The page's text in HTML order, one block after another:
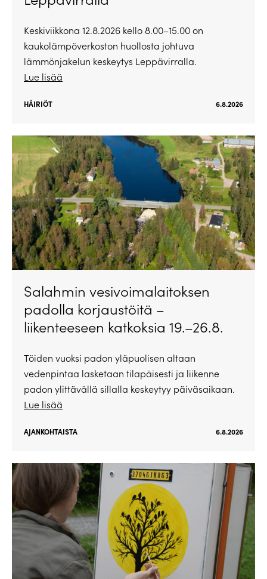
Keskiviikkona 12.8.2026 kello 8.00–15.00 on
kaukolämpöverkoston huollosta johtuva
lämmönjakelun keskeytys Leppävirralla.
Lue lisää
HÄIRIÖT 6.8.2026
Salahmin vesivoimalaitoksen
padolla korjaustöitä –
liikenteeseen katkoksia 19.–26.8.
Töiden vuoksi padon yläpuolisen altaan
vedenpintaa lasketaan tilapäisesti ja liikenne
padon ylittävällä sillalla keskeytyy päiväsaikaan.
Lue lisää
AJANKOHTAISTA 6.8.2026